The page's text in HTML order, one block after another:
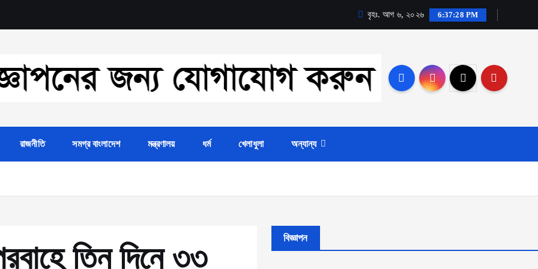
বৃহঃ. আগ ৬, ২০২৬ 6:37:30 PM
রাজনীতি সমগ্র বাংলাদেশ মন্ত্রণালয় ধর্ম খেলাধুলা অন্যান্য
তিন দিনে ৩৩
বিজ্ঞাপন